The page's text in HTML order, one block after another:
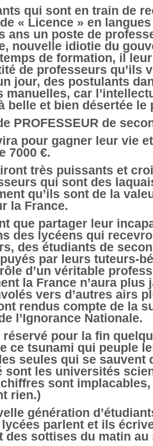
qui sont en train de
« Licence » en
ans un poste de
nouvelle idiotie du
de formation, il
de professeurs qu’ils
jour, des postulants
manuelles, car
belle et bien désertée le
PROFESSEUR de
pour gagner leur vie
7000 €.
très puissants et
qui sont des
qu’ils sont de la
la France.
que partager leur
des lycéens qui
des étudiants de
par leurs tuteurs-
d’un véritable
la France n’aura plus
vers d’autres airs
rendus compte de la
l’Ignorance Nationale.
pour la fin
ce tsunami qui peuple
seules qui se sauvent
sont les universités
sont
rien.)
génération
parlent et ils
des sottises du matin au